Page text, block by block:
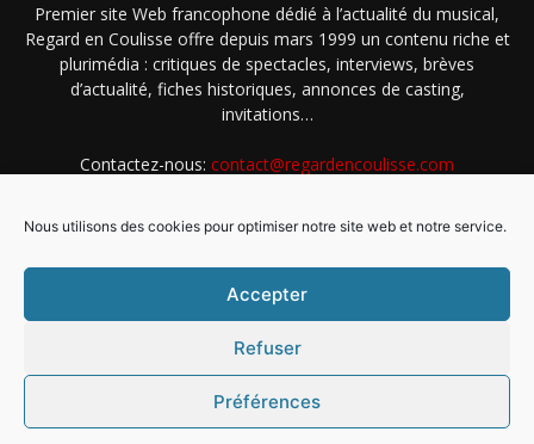
Nous utilisons des cookies pour optimiser notre site web et notre service.
Accepter
Refuser
Préférences
Premier site Web francophone dédié à l’actualité du musical,
Regard en Coulisse offre depuis mars 1999 un contenu riche et
plurimédia : critiques de spectacles, interviews, brèves
d’actualité, fiches historiques, annonces de casting,
invitations…
Contactez-nous: contact@regardencoulisse.com
Intégration Ghislain Fayard
Mentions légales